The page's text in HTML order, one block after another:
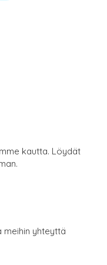
kautta. Löydät
meihin yhteyttä